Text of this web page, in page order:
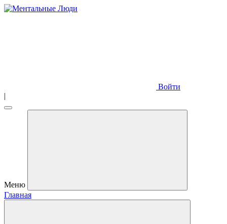
Войти
|
Меню
Главная